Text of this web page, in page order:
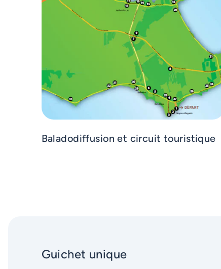
Baladodiffusion et circuit touristique
Guichet unique